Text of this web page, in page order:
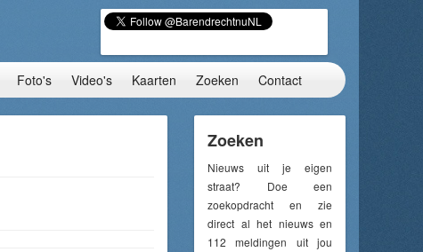
Foto's Video's Kaarten Zoeken Contact
Zoeken
Nieuws uit je eigen
straat? Doe een
zoekopdracht en zie
direct al het nieuws en
112 meldingen uit jou